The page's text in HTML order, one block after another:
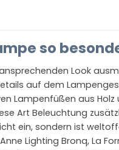
so
Look
auf dem
Lampenfüßen aus
Art Beleuchtung
ein, sondern ist
Lighting Bronq, La